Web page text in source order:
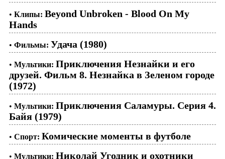
• Клипы: Beyond Unbroken - Blood On My
Hands
• Фильмы: Удача (1980)
• Мультики: Приключения Незнайки и его
друзей. Фильм 8. Незнайка в Зеленом городе
(1972)
• Мультики: Приключения Саламуры. Серия 4.
Байя (1979)
• Спорт: Комические моменты в футболе
• Мультики: Николай Угодник и охотники